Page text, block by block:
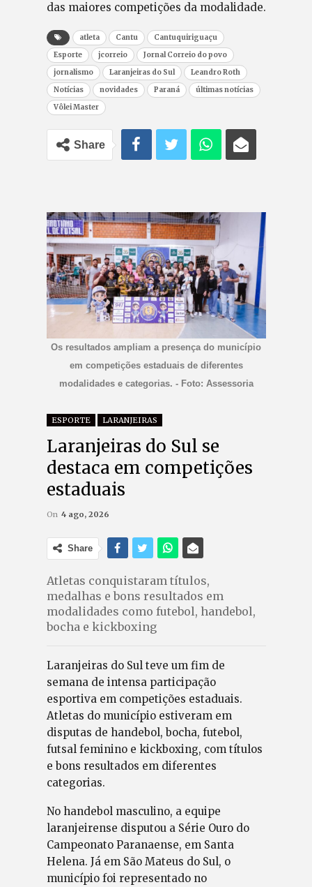
das maiores competições da modalidade.
atleta Cantu
Cantuquiriguaçu
Esporte
jcorreio
Jornal Correio do povo
jornalismo
Laranjeiras do Sul
Leandro Roth
Notícias
novidades Paraná
últimas notícias
Vôlei Master
Share
Os resultados ampliam a presença do município
em competições estaduais de diferentes
modalidades e categorias. - Foto: Assessoria
ESPORTE LARANJEIRAS
Laranjeiras do Sul se
destaca em competições
estaduais
On 4 ago, 2026
Share
Atletas conquistaram títulos,
medalhas e bons resultados em
modalidades como futebol, handebol,
bocha e kickboxing
Laranjeiras do Sul teve um fim de
semana de intensa participação
esportiva em competições estaduais.
Atletas do município estiveram em
disputas de handebol, bocha, futebol,
futsal feminino e kickboxing, com títulos
e bons resultados em diferentes
categorias.
No handebol masculino, a equipe
laranjeirense disputou a Série Ouro do
Campeonato Paranaense, em Santa
Helena. Já em São Mateus do Sul, o
município foi representado no